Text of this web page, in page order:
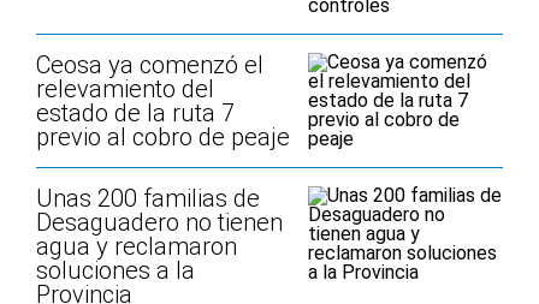
Ceosa ya comenzó el
relevamiento del
estado de la ruta 7
previo al cobro de peaje
Unas 200 familias de
Desaguadero no tienen
agua y reclamaron
soluciones a la
Provincia